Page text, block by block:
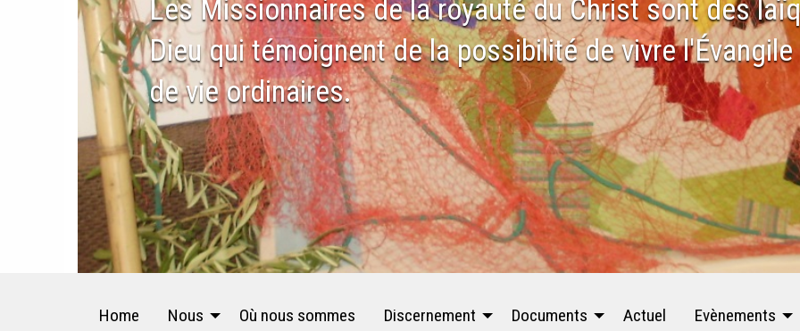
Les Missionnaires de la royauté du Christ sont des
Dieu qui témoignent de la possibilité de vivre
de vie ordinaires.
Home Nous Où nous sommes Discernement Documents Actuel Evènements